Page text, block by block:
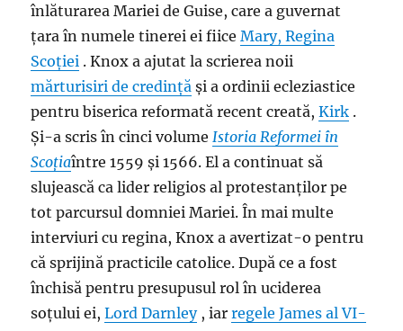
înlăturarea Mariei de Guise, care a guvernat
țara în numele tinerei ei fiiceMary, Regina
Scoției . Knox a ajutat la scrierea noii
mărturisiri de credință și a ordinii ecleziastice
pentru biserica reformată recent creată,Kirk .
Și-a scris în cinci volumeIstoria Reformei în
Scoțiaîntre 1559 și 1566. El a continuat să
slujească ca lider religios al protestanților pe
tot parcursul domniei Mariei. În mai multe
interviuri cu regina, Knox a avertizat-o pentru
că sprijină practicile catolice. După ce a fost
închisă pentru presupusul rol în uciderea
soțului ei,Lord Darnley, iarregele James al VI-